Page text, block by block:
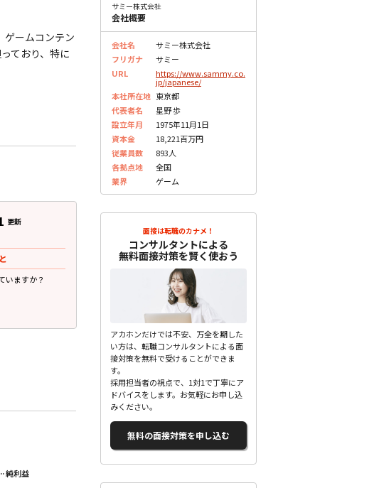
ゲームコンテン
ており、特に
更新
いますか？
30代前半 女性
面接で質問されたこと
学生時代にどんなことに一生懸命に取り
純利益
サミー株式会社
会社概要
会社名
サミー株式会社
フリガナ
サミー
URL
https://www.sammy.co.
jp/japanese/
本社所在地 東京都
代表者名
星野 歩
設立年月
1975年11月1日
資本金
18,221百万円
従業員数
893人
各拠点地
全国
業界
ゲーム
面接は転職のカナメ！
コンサルタントによる
無料面接対策を賢く使おう
アカホンだけでは不安、万全を期した
い方は、転職コンサルタントによる面
接対策を無料で受けることができま
す。
採用担当者の視点で、1対1で丁寧にア
ドバイスをします。お気軽にお申し込
みください。
無料の面接対策を申し込む